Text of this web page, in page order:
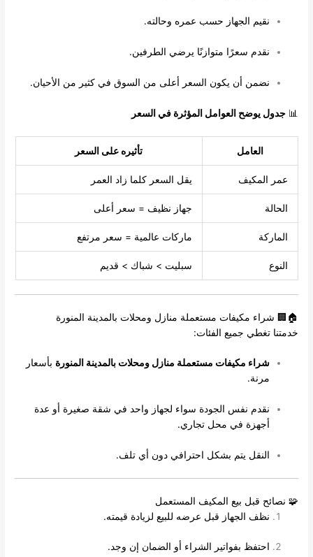
نقيم الجهاز حسب عمره وحالته.
نقدم سعرًا متوازنًا يرضي الطرفين.
نضمن أن يكون السعر أعلى من السوق في كثير من الأحيان.
📊جدول يوضح العوامل المؤثرة في السعر
العامل تأثيره على السعر
عمر المكيف يقل السعر كلما زاد العمر
الحالة جهاز نظيف = سعر أعلى
الماركة ماركات عالمية = سعر مرتفع
النوع سبليت > شباك > قديم
🏠🏢 شراء مكيفات مستعملة منازل ومحلات بالمدينة المنورة
خدمتنا تغطي جميع الفئات:
شراء مكيفات مستعملة منازل ومحلات بالمدينة المنورة بأسعار
مرنة.
نقدم نفس الجودة سواء لجهاز واحد في شقة صغيرة أو عدة
أجهزة في محل تجاري.
النقل يتم بشكل احترافي دون أي تلف.
🧩 نصائح قبل بيع المكيف المستعمل
نظف الجهاز قبل عرضه للبيع لزيادة قيمته.
احتفظ بفواتير الشراء أو الضمان إن وجد.